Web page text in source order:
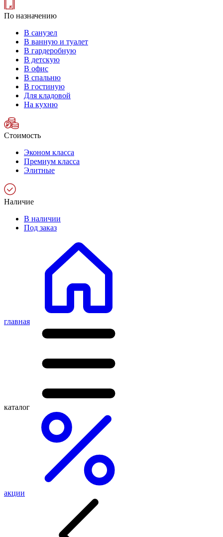
По назначению
В санузел
В ванную и туалет
В гардеробную
В детскую
В офис
В спальню
В гостиную
Для кладовой
На кухню
Стоимость
Эконом класса
Премиум класса
Элитные
Наличие
В наличии
Под заказ
главная
каталог
акции